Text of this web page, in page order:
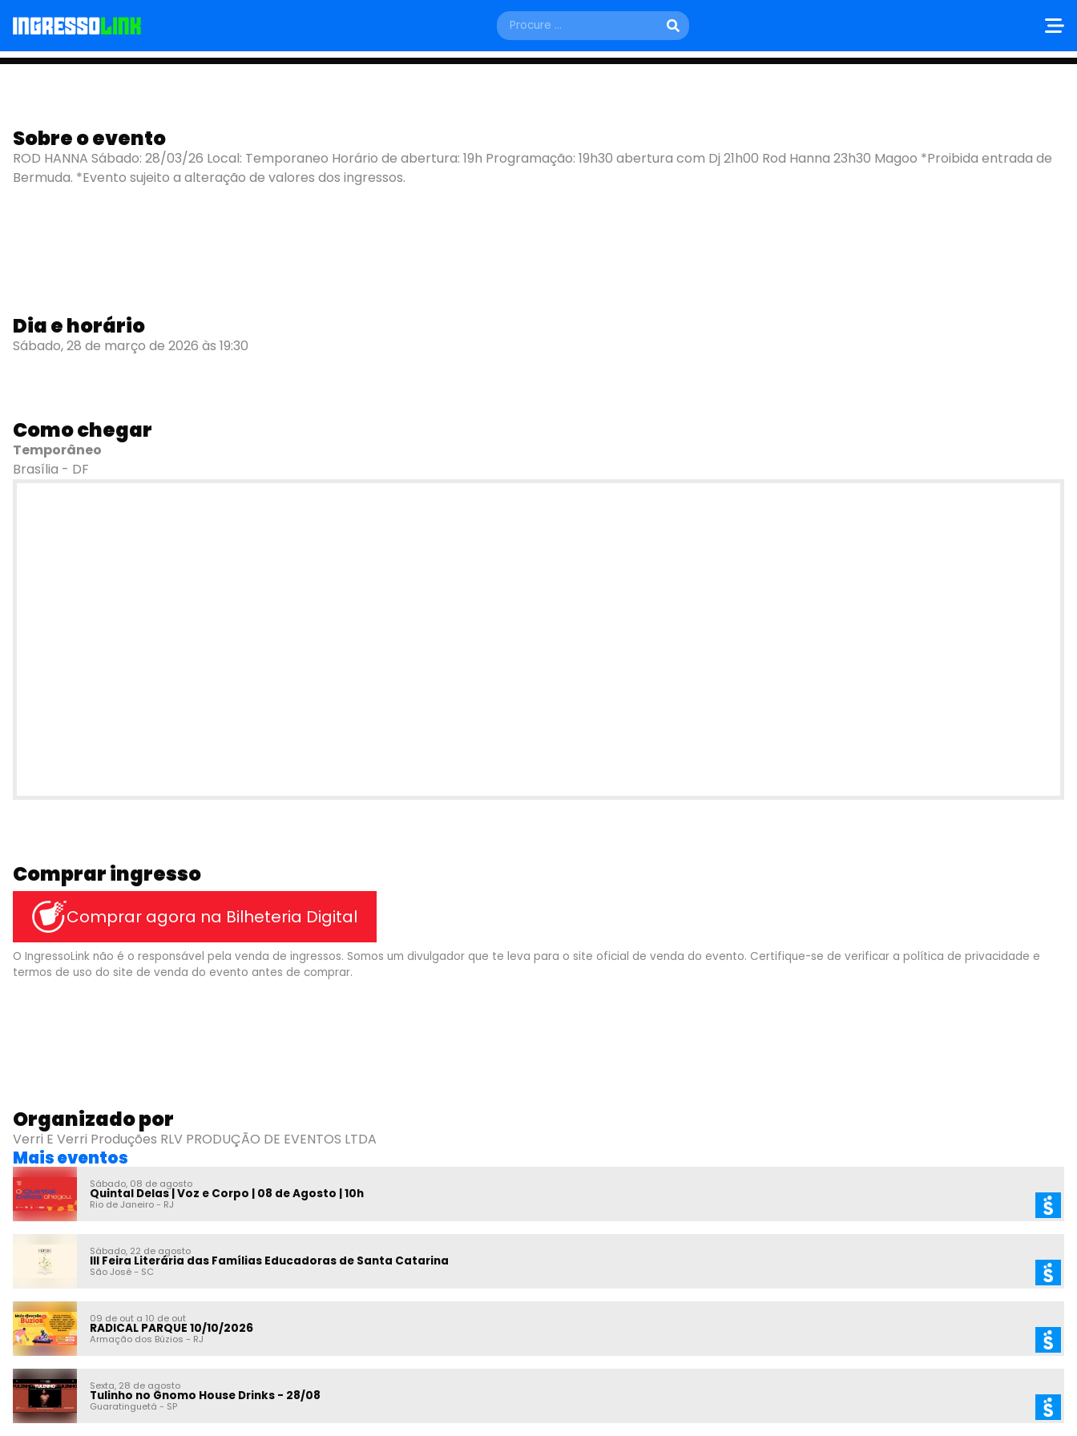
TEMPORANEO - ROD HANNA
Sobre o evento
ROD HANNA Sábado: 28/03/26 Local: Temporaneo Horário de abertura: 19h Programação: 19h30 abertura com Dj 21h00 Rod Hanna 23h30 Magoo *Proibida entrada de
Bermuda. *Evento sujeito a alteração de valores dos ingressos.
Dia e horário
Sábado, 28 de março de 2026 às 19:30
Como chegar
Temporâneo
Brasília - DF
Comprar ingresso
Comprar agora na Bilheteria Digital
O IngressoLink não é o responsável pela venda de ingressos. Somos um divulgador que te leva para o site oficial de venda do evento. Certifique-se de verificar a política de privacidade e
termos de uso do site de venda do evento antes de comprar.
Organizado por
Verri E Verri Produções RLV PRODUÇÃO DE EVENTOS LTDA
Mais eventos
Sábado, 08 de agosto
Quintal Delas | Voz e Corpo | 08 de Agosto | 10h
Rio de Janeiro- RJ
Sábado, 22 de agosto
III Feira Literária das Famílias Educadoras de Santa Catarina
São José- SC
09 de out a 10 de out
RADICAL PARQUE 10/10/2026
Armação dos Búzios - RJ
Sexta, 28 de agosto
Tulinho no Gnomo House Drinks - 28/08
Guaratinguetá - SP